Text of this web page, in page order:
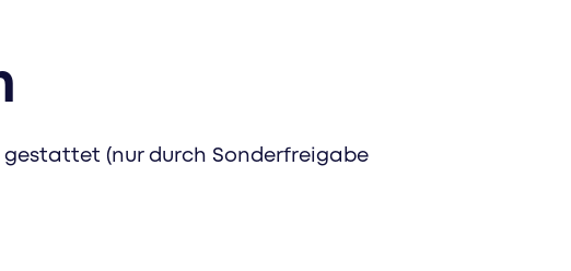
(nur durch Sonderfreigabe